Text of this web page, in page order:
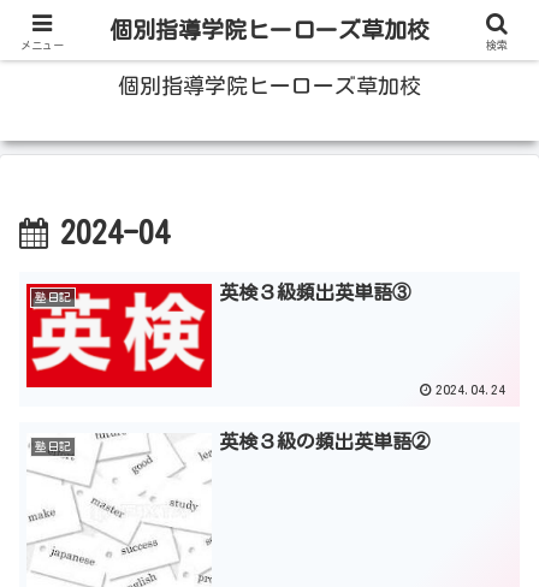
100人いたら100人の成績をあげる草加の個別指導塾
個別指導学院ヒーローズ草加校
2024-04
塾日記 英検３級頻出英単語③
2024.04.24
塾日記 英検３級の頻出英単語②
メニュー
個別指導学院ヒーローズ草加校
検索